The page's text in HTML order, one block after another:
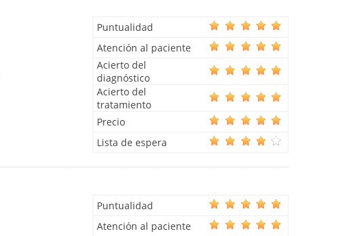
Puntualidad
Atención al paciente
Acierto del
diagnóstico
Acierto del
tratamiento
Precio
Lista de espera
Puntualidad
Atención al paciente